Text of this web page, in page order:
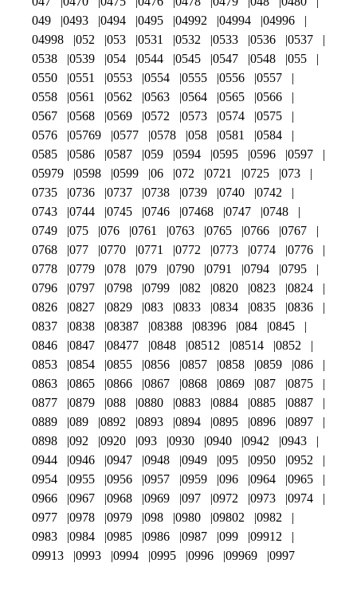
049
0493 0494 0495 04992 04994
04996
04998
052 053 0531 0532 0533 0536
0537
0538
0539 054 0544 0545 0547 0548
055
0550
0551 0553 0554 0555 0556
0557
0558
0561 0562 0563 0564 0565
0566
0567
0568 0569 0572 0573 0574
0575
0576
05769 0577 0578 058 0581
0584
0585
0586 0587 059 0594 0595 0596
0597
05979
0598 0599 06 072 0721 0725
073
0735
0736 0737 0738 0739 0740
0742
0743
0744 0745 0746 07468 0747
0748
0749
075 076 0761 0763 0765 0766
0767
0768
077 0770 0771 0772 0773 0774
0776
0778
0779 078 079 0790 0791 0794
0795
0796
0797 0798 0799 082 0820 0823
0824
0826
0827 0829 083 0833 0834 0835
0836
0837
0838 08387 08388 08396 084
0845
0846
0847 08477 0848 08512 08514
0852
0853
0854 0855 0856 0857 0858 0859
086
0863
0865 0866 0867 0868 0869 087
0875
0877
0879 088 0880 0883 0884 0885
0887
0889
089 0892 0893 0894 0895 0896
0897
0898
092 0920 093 0930 0940 0942
0943
0944
0946 0947 0948 0949 095 0950
0952
0954
0955 0956 0957 0959 096 0964
0965
0966
0967 0968 0969 097 0972 0973
0974
0977
0978 0979 098 0980 09802
0982
0983
0984 0985 0986 0987 099
09912
09913
0993 0994 0995 0996 09969 0997